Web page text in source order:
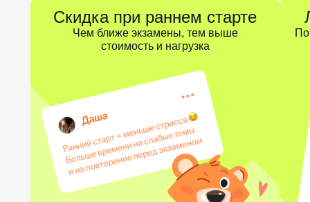
Скидка при раннем старте
Чем ближе экзамены, тем выше
стоимость и нагрузка